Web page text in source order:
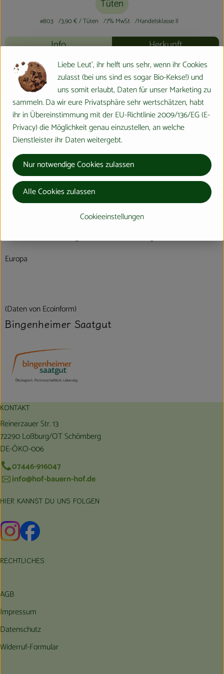
Tüten
#803 3,90 €/ Tüten 7% MwSt Handelsklasse II
Info Herkunft
Info
Produktinformationen
Produktdatenblatt
Herkunft
Europa
(Daten von Ecoinform)
Bingenheimer Saatgut
KONTAKT
Reinerzauer Str. 13
72290 Loßburg/OT Schömberg
DE-ÖKO-006
07446-916047
info@hof-bauern-hof.de
HIER KANNST DU UNS FOLGEN
Externer Link zu https://www.instagram.com/hofbauernhof/
Externer Link zu https://www.facebook.com/
RECHTLICHES
AGB
Impressum
Datenschutz
Widerruf-Formular
Liebe Leut', ihr helft uns sehr, wenn ihr Cookies
zulasst (bei uns sind es sogar Bio-Kekse!) und
uns somit erlaubt, Daten für unser Marketing zu
sammeln. Da wir eure Privatsphäre sehr wertschätzen, habt
ihr in Übereinstimmung mit der EU-Richtlinie 2009/136/EG (E-
Privacy) die Möglichkeit genau einzustellen, an welche
Dienstleister ihr Daten weitergebt.
Cookieeinstellungen
Nur notwendige Cookies zulassen
Alle Cookies zulassen